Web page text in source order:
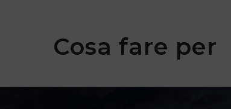
Cosa fare per